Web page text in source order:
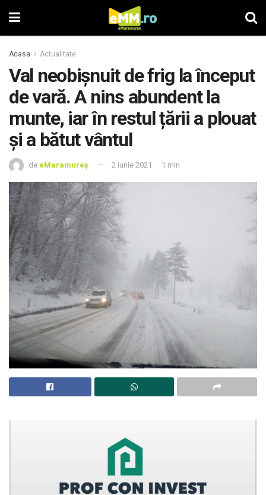
Acasa Actualitate
Val neobișnuit de frig la început
de vară. A nins abundent la
munte, iar în restul țării a plouat
și a bătut vântul
de eMaramureș 2 iunie 2021 1 min